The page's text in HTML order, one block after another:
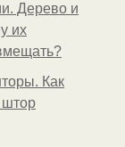
Дерево и
их
Как
штор